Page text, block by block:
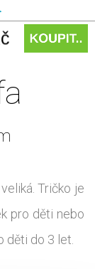
Tričko je
pro děti nebo
děti do 3 let.